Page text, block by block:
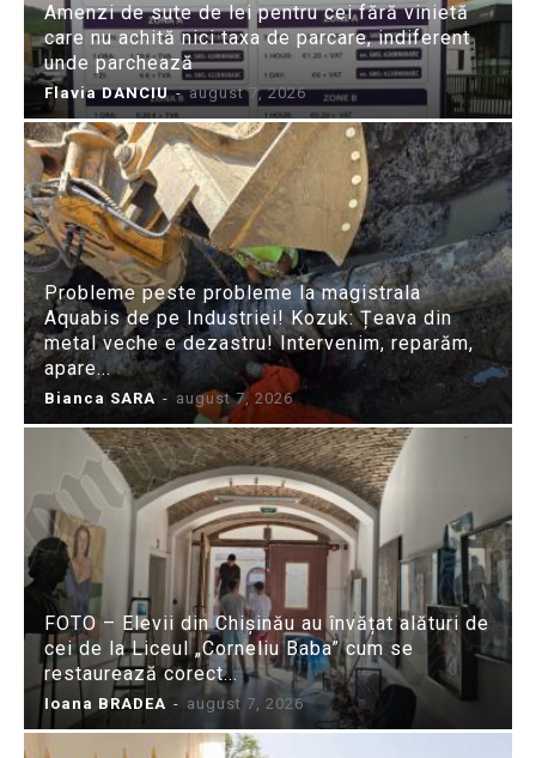
Amenzi de sute de lei pentru cei fără vinietă
care nu achită nici taxa de parcare, indiferent
unde parchează
Flavia DANCIU - august 7, 2026
Probleme peste probleme la magistrala
Aquabis de pe Industriei! Kozuk: Țeava din
metal veche e dezastru! Intervenim, reparăm,
apare...
Bianca SARA - august 7, 2026
FOTO – Elevii din Chișinău au învățat alături de
cei de la Liceul „Corneliu Baba” cum se
restaurează corect...
Ioana BRADEA - august 7, 2026